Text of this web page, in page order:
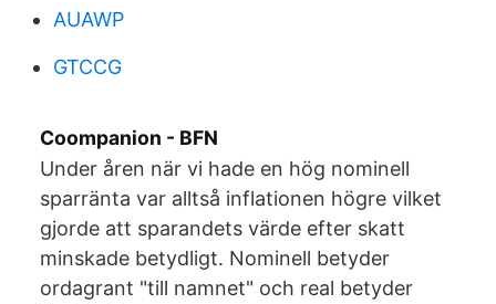
AUAWP
GTCCG
Coompanion - BFN
Under åren när vi hade en hög nominell
sparränta var alltså inflationen högre vilket
gjorde att sparandets värde efter skatt
minskade betydligt. Nominell betyder
ordagrant "till namnet" och real betyder